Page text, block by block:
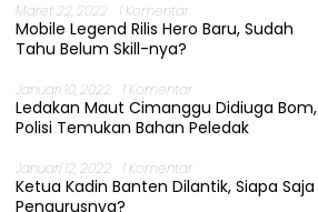
Maret 22, 2022 1 Komentar
Mobile Legend Rilis Hero Baru, Sudah
Tahu Belum Skill-nya?
Januari 10, 2022 1 Komentar
Ledakan Maut Cimanggu Didiuga Bom,
Polisi Temukan Bahan Peledak
Januari 12, 2022 1 Komentar
Ketua Kadin Banten Dilantik, Siapa Saja
Pengurusnya?